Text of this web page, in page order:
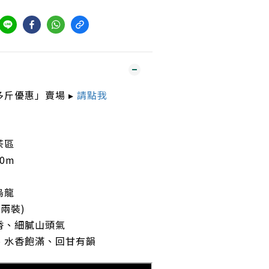
優惠」賣場 ▸ 請點我
區
龍
裝)
細膩山頭氣
香飽滿、回甘有韻